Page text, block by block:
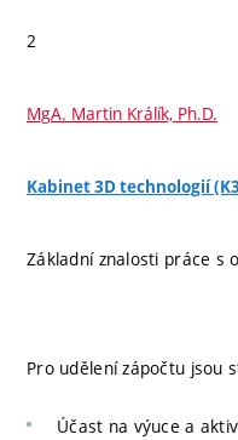
2
MgA. Martin Králík, Ph.D.
Kabinet 3D technologií
Základní znalosti práce s
Pro udělení zápočtu jsou
Účast na výuce a